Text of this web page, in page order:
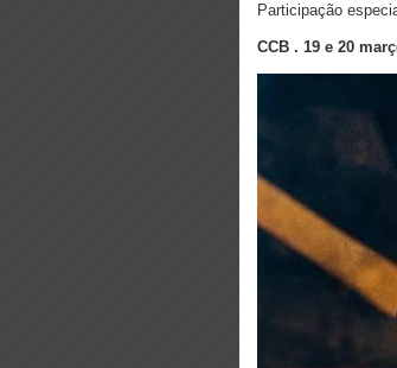
Participação
CCB . 19 e 20